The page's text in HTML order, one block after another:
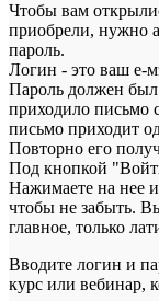
Чтобы вам
приобрели, нужно
пароль.
Логин - это ваш е-
Пароль должен
приходило письмо
письмо приходит
Повторно его
Под кнопкой
Нажимаете на нее и
чтобы не забыть.
главное, только
Вводите логин и
курс или вебинар,